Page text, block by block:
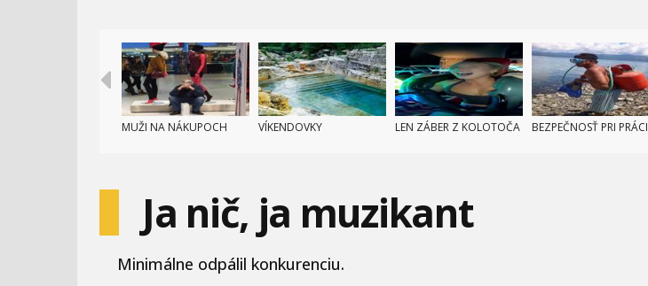
MUŽI NA NÁKUPOCH VÍKENDOVKY LEN ZÁBER Z KOLOTOČA BEZPEČNOSŤ PRI PRÁCI
Ja nič, ja muzikant
Minimálne odpálil konkurenciu.